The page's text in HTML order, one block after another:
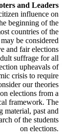
and Leaders
influence on
beginning of the
countries of the
be considered
and fair elections
suffrage for all
upheavals of
crisis to require
our theories
elections from a
framework. The
material, past and
of the students
on elections.